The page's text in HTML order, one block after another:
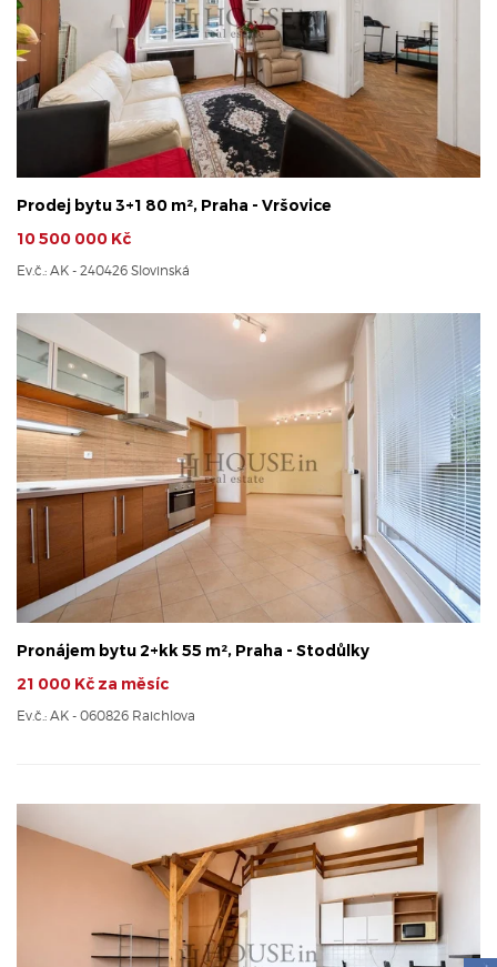
Prodej bytu 3+1 80 m², Praha - Vršovice
10 500 000 Kč
Ev.č.: AK - 240426 Slovinská
Pronájem bytu 2+kk 55 m², Praha - Stodůlky
21 000 Kč za měsíc
Ev.č.: AK - 060826 Raichlova